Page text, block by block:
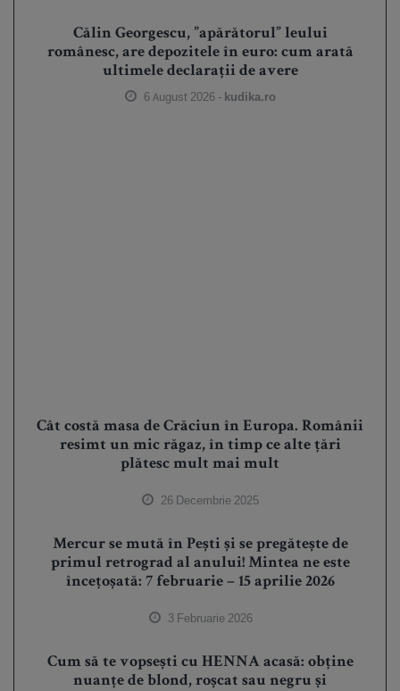
Călin Georgescu, ”apărătorul” leului
românesc, are depozitele în euro: cum arată
ultimele declarații de avere
6 August 2026 - kudika.ro
Cât costă masa de Crăciun în Europa. Românii
resimt un mic răgaz, în timp ce alte țări
plătesc mult mai mult
26 Decembrie 2025
Mercur se mută în Pești și se pregătește de
primul retrograd al anului! Mintea ne este
încețoșată: 7 februarie – 15 aprilie 2026
3 Februarie 2026
Cum să te vopsești cu HENNA acasă: obține
nuanțe de blond, roșcat sau negru și